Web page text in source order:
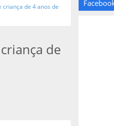
de 4 anos de
de